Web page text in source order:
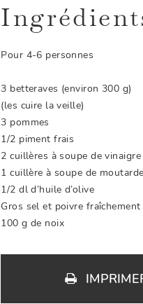
Pour 4-6 personnes
3 betteraves (environ 300 g)
(les cuire la veille)
3 pommes
1/2 piment frais
2 cuillères à soupe de
1 cuillère à soupe de
1/2 dl d’huile d’olive
Gros sel et poivre
100 g de noix